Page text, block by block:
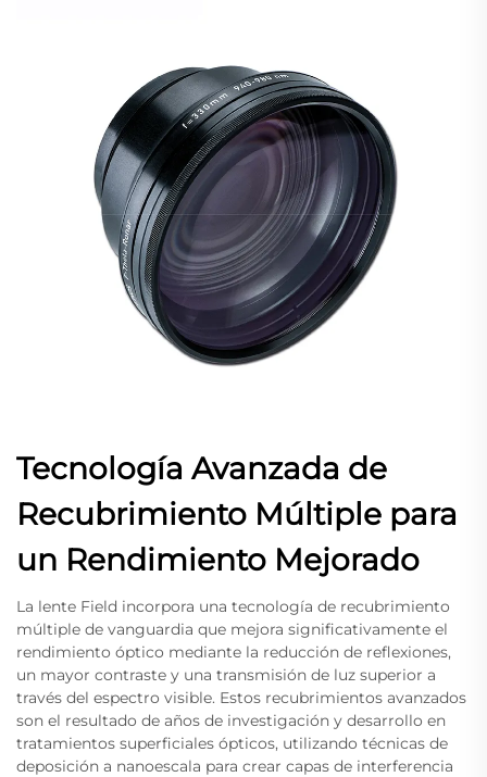
Tecnología Avanzada de
Recubrimiento Múltiple para
un Rendimiento Mejorado
La lente Field incorpora una tecnología de recubrimiento
múltiple de vanguardia que mejora significativamente el
rendimiento óptico mediante la reducción de reflexiones,
un mayor contraste y una transmisión de luz superior a
través del espectro visible. Estos recubrimientos avanzados
son el resultado de años de investigación y desarrollo en
tratamientos superficiales ópticos, utilizando técnicas de
deposición a nanoescala para crear capas de interferencia